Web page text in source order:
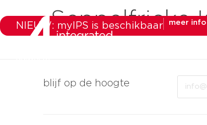
NIEUW: myIPS is beschikbaar meer info
Seppelfricke
blijf op de hoogte